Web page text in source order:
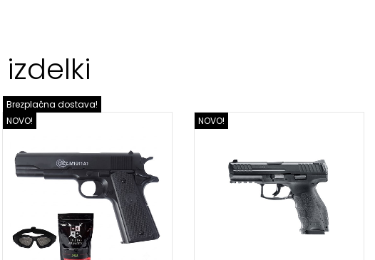
NOVO!
Brezplačna dostava!
NOVO!